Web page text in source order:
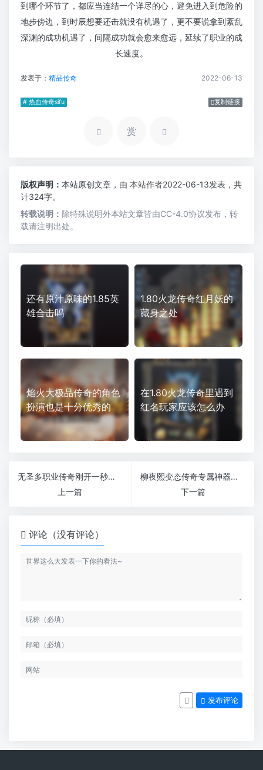
到哪个环节了，都应当连结一个详尽的心，避免进入到危险的
地步傍边，到时辰想要还击就没有机遇了，更不要说拿到紊乱
深渊的成功机遇了，间隔成功就会愈来愈远，延续了职业的成
长速度。
发表于： 精品传奇 2022-06-13
# 热血传奇sifu 复制链接
赏
版权声明： 本站原创文章，由 本站作者2022-06-13发表，共
计324字。
转载说明： 除特殊说明外本站文章皆由CC-4.0协议发布，转
载请注明出处。
还有原汁原味的1.85英
雄合击吗
1.80火龙传奇红月妖的
藏身之处
焰火大极品传奇的角色
扮演也是十分优秀的
在1.80火龙传奇里遇到
红名玩家应该怎么办
无圣多职业传奇刚开一秒铭文魔次版
上一篇
柳夜熙变态传奇专属神器小怪爆终极激情耐玩版本
下一篇
评论（没有评论）
发布评论